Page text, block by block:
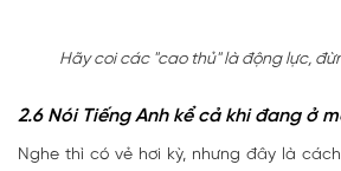
Hãy coi các "cao thủ" là động lực,
2.6 Nói Tiếng Anh kể cả khi đang ở
Nghe thì có vẻ hơi kỳ, nhưng đây là